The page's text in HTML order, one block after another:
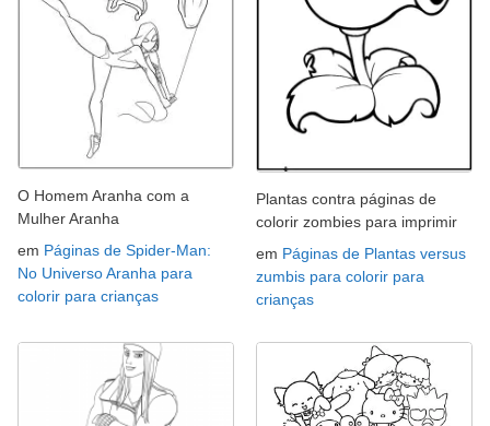
O Homem Aranha com a
Mulher Aranha
em Páginas de Spider-Man:
No Universo Aranha para
colorir para crianças
Plantas contra páginas de
colorir zombies para imprimir
em Páginas de Plantas versus
zumbis para colorir para
crianças